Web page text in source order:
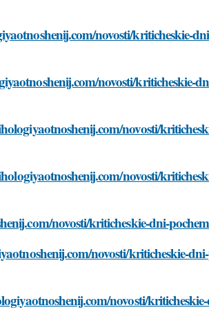
novosti/kriticheskie-
novosti/kriticheskie-
novosti/
novosti/
novosti/kriticheskie-dni-
novosti/kriticheskie-
novosti/